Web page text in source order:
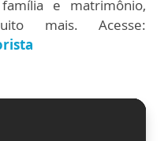
família e matrimônio,
mais. Acesse: